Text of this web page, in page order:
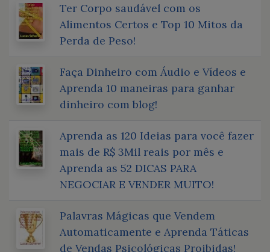
Ter Corpo saudável com os
Alimentos Certos e Top 10 Mitos da
Perda de Peso!
Faça Dinheiro com Áudio e Vídeos e
Aprenda 10 maneiras para ganhar
dinheiro com blog!
Aprenda as 120 Ideias para você fazer
mais de R$ 3Mil reais por mês e
Aprenda as 52 DICAS PARA
NEGOCIAR E VENDER MUITO!
Palavras Mágicas que Vendem
Automaticamente e Aprenda Táticas
de Vendas Psicológicas Proibidas!